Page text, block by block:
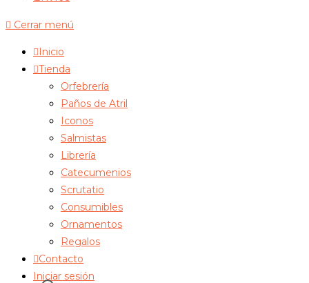
Cerrar menú
Inicio
Tienda
Orfebrería
Paños de Atril
Iconos
Salmistas
Librería
Catecumenios
Scrutatio
Consumibles
Ornamentos
Regalos
Contacto
Iniciar sesión